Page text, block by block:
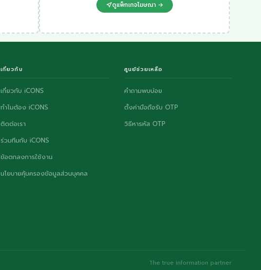
ดูแพ็กเกจโฆษณา →
เกี่ยวกับ
เกี่ยวกับ iCONS
ทำไมต้อง iCONS
ติดต่อเรา
ร่วมทีมกับ iCONS
ข้อตกลงการใช้งาน
นโยบายคุ้มครองข้อมูลส่วนบุคคล
ศูนย์ช่วยเหลือ
คำถามพบบ่อย
ตั้งค่ามือถือรับ OTP
วิธีหารหัส OTP
The true information partner